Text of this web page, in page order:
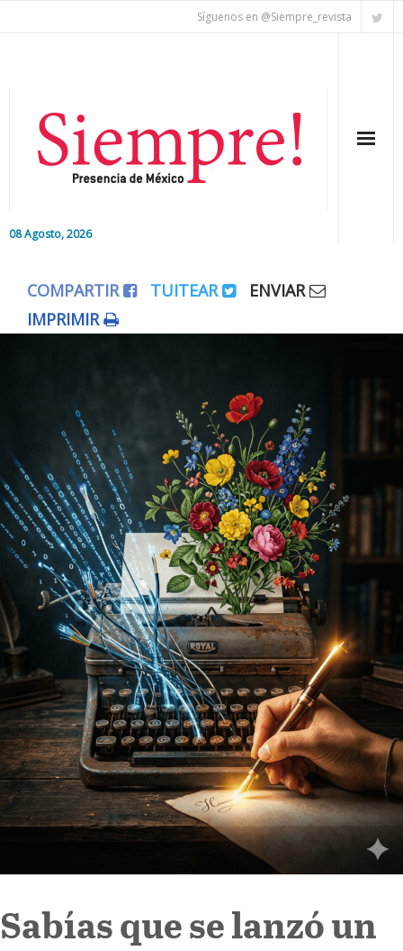
Síguenos en @Siempre_revista
08 Agosto, 2026
Editorial
Colaboradores
Internacional
Cultura
COMPARTIR TUITEAR
ENVIAR
IMPRIMIR
Sabías que se lanzó un